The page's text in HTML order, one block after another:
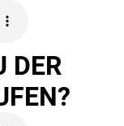
DER